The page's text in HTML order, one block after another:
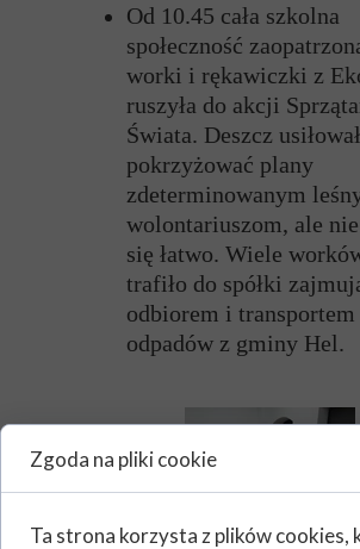
Od 10.45 cała szkolna
społeczność
worki i rękawiczki z
ruszyła do akcji
Świata. Deszcz usiłował
pokrzyżować plany
zdeterminowanym
wolontariuszom, ale
się łatwo. Wiele
trafiło do spółki
odbiorem i transportem
odpadów z gminy Hel.
Zgoda na pliki cookie
Ta strona korzysta z plików cookies,